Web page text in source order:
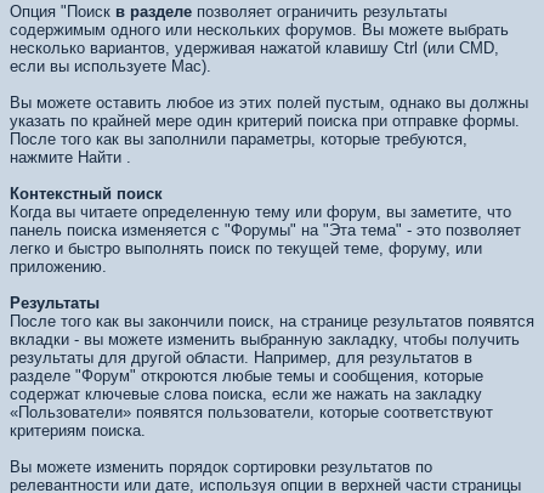
Опция "Поиск в разделе позволяет ограничить результаты
содержимым одного или нескольких форумов. Вы можете выбрать
несколько вариантов, удерживая нажатой клавишу Ctrl (или CMD,
если вы используете Mac).
Вы можете оставить любое из этих полей пустым, однако вы должны
указать по крайней мере один критерий поиска при отправке формы.
После того как вы заполнили параметры, которые требуются,
нажмите Найти
Контекстный поиск
Когда вы читаете определенную тему или форум, вы заметите, что
панель поиска изменяется с "Форумы" на "Эта тема" - это позволяет
легко и быстро выполнять поиск по текущей теме, форуму, или
приложению.
Результаты
После того как вы закончили поиск, на странице результатов появятся
вкладки - вы можете изменить выбранную закладку, чтобы получить
результаты для другой области. Например, для результатов в
разделе "Форум" откроются любые темы и сообщения, которые
содержат ключевые слова поиска, если же нажать на закладку
«Пользователи» появятся пользователи, которые соответствуют
критериям поиска.
Вы можете изменить порядок сортировки результатов по
релевантности или дате, используя опции в верхней части страницы